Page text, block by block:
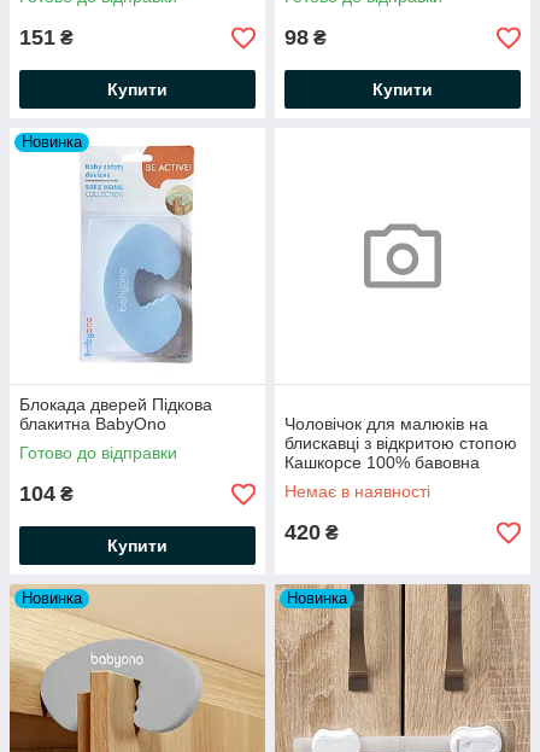
151 ₴
Купити
98 ₴
Купити
Новинка
Блокада дверей Підкова
блакитна BabyOno
Готово до відправки
104 ₴
Купити
Чоловічок для малюків на
блискавці з відкритою стопою
Кашкорсе 100% бавовна
Молочний
Немає в наявності
420 ₴
Новинка Новинка